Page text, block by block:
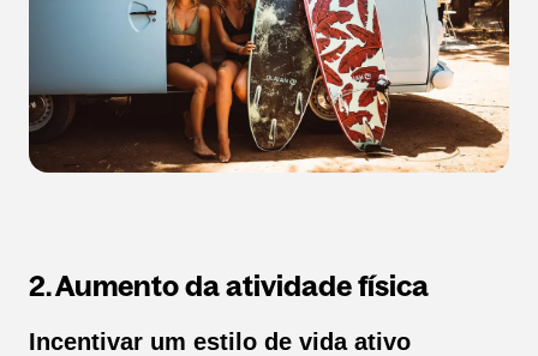
2. Aumento da atividade física
Incentivar um estilo de vida ativo